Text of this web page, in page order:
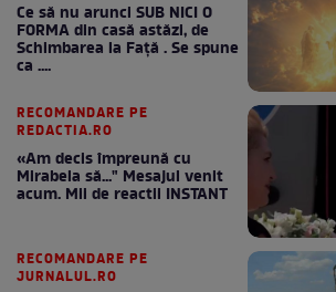
Ce să nu arunci SUB NICI O
FORMA din casă astăzi, de
Schimbarea la Față . Se spune
ca ....
RECOMANDARE PE
REDACTIA.RO
«Am decis împreună cu
Mirabela să..." Mesajul venit
acum. Mii de reactii INSTANT
RECOMANDARE PE
JURNALUL.RO